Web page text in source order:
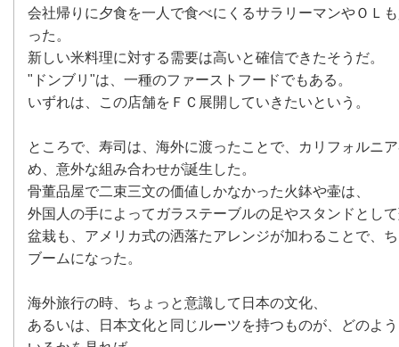
会社帰りに夕食を一人で食べにくるサラリーマンやＯＬ
った。
新しい米料理に対する需要は高いと確信できたそうだ。
"ドンブリ"は、一種のファーストフードでもある。
いずれは、この店舗をＦＣ展開していきたいという。
ところで、寿司は、海外に渡ったことで、カリフォルニ
め、意外な組み合わせが誕生した。
骨董品屋で二束三文の価値しかなかった火鉢や壷は、
外国人の手によってガラステーブルの足やスタンドとし
盆栽も、アメリカ式の洒落たアレンジが加わることで、
ブームになった。
海外旅行の時、ちょっと意識して日本の文化、
あるいは、日本文化と同じルーツを持つものが、どのよ